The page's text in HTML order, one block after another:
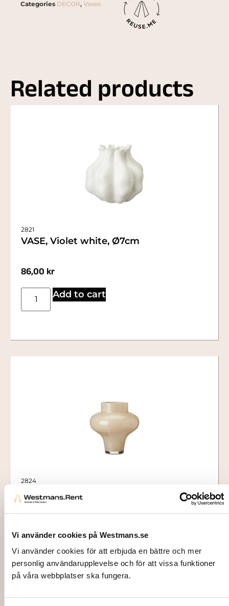
Vi använder cookies på Westmans.se
Vi använder cookies för att erbjuda en bättre och mer
personlig användarupplevelse och för att vissa funktioner
på våra webbplatser ska fungera.
Categories DECOR, Vases
Related products
2821
VASE, Violet white, Ø7cm
86,00 kr
Add to cart
2824
VASE, Sphere beige, Ø10,5cm